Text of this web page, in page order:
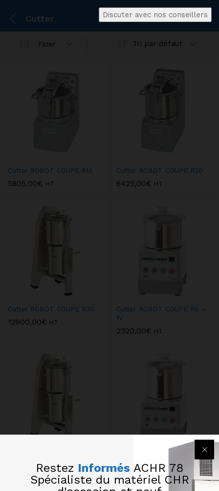
Cutter
Filter Tri par défaut
Cutter ROBOT COUPE R15
5805,00€ HT
Cutter ROBOT COUPE R20
6425,00€ HT
Cutter ROBOT COUPE R30
12900,00€ HT
Cutter ROBOT COUPE R5 –
1V
2320,00€ HT
25250,00€ HT 2810,00€ HT
Restez Informés ACHR 78
Spécialiste du matériel CHR
Discuter avec nos conseillers